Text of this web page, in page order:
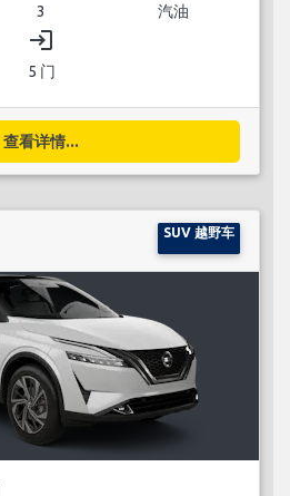
3 汽油
login
5 门
查看详情...
SUV 越野车